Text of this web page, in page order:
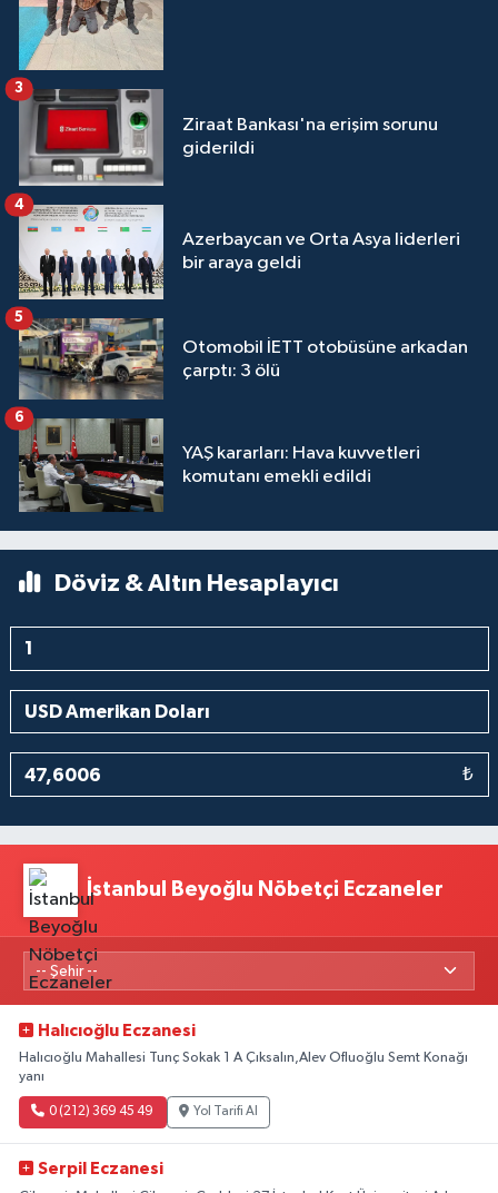
Ziraat Bankası'na erişim sorunu
giderildi
3
Azerbaycan ve Orta Asya liderleri
bir araya geldi
4
Otomobil İETT otobüsüne arkadan
çarptı: 3 ölü
5
YAŞ kararları: Hava kuvvetleri
komutanı emekli edildi
6
Döviz & Altın Hesaplayıcı
₺
İstanbul Beyoğlu Nöbetçi Eczaneler
Halıcıoğlu Eczanesi
Halıcıoğlu Mahallesi Tunç Sokak 1 A Çıksalın,Alev Ofluoğlu Semt Konağı
yanı
0 (212) 369 45 49 Yol Tarifi Al
Serpil Eczanesi